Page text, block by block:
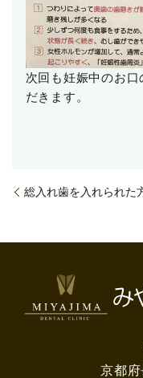
次回も妊娠中のお
だきます。
総入れ歯を入れられた
京都